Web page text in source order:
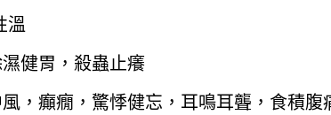
溫
健胃，殺蟲止癢
，癲癇，驚悸健忘，耳鳴耳聾，食積腹